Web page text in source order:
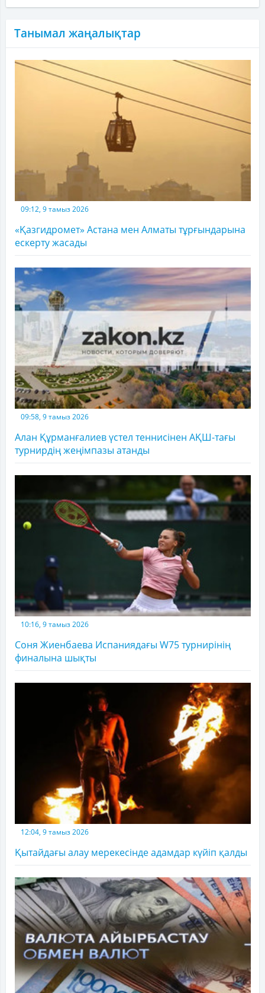
Танымал жаңалықтар
09:12, 9 тамыз 2026
«Қазгидромет» Астана мен Алматы тұрғындарына
ескерту жасады
09:58, 9 тамыз 2026
Алан Құрманғалиев үстел теннисінен АҚШ-тағы
турнирдің жеңімпазы атанды
10:16, 9 тамыз 2026
Соня Жиенбаева Испаниядағы W75 турнирінің
финалына шықты
12:04, 9 тамыз 2026
Қытайдағы алау мерекесінде адамдар күйіп қалды